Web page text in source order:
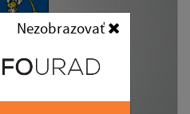
Nezobrazovať